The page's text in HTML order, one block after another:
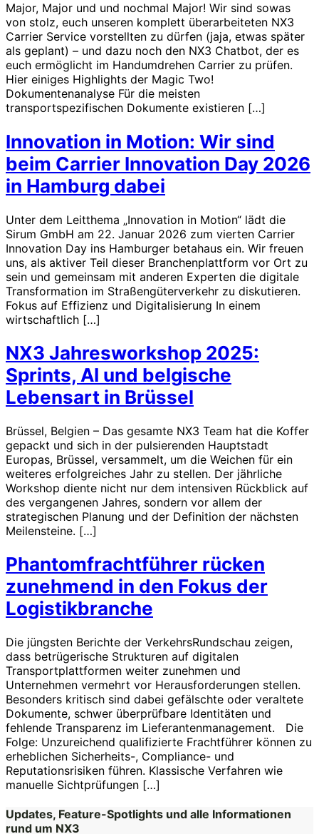
Major, Major und und nochmal Major! Wir sind sowas
von stolz, euch unseren komplett überarbeiteten NX3
Carrier Service vorstellten zu dürfen (jaja, etwas später
als geplant) – und dazu noch den NX3 Chatbot, der es
euch ermöglicht im Handumdrehen Carrier zu prüfen.
Hier einiges Highlights der Magic Two!
Dokumentenanalyse Für die meisten
transportspezifischen Dokumente existieren […]
Innovation in Motion: Wir sind
beim Carrier Innovation Day 2026
in Hamburg dabei
Unter dem Leitthema „Innovation in Motion“ lädt die
Sirum GmbH am 22. Januar 2026 zum vierten Carrier
Innovation Day ins Hamburger betahaus ein. Wir freuen
uns, als aktiver Teil dieser Branchenplattform vor Ort zu
sein und gemeinsam mit anderen Experten die digitale
Transformation im Straßengüterverkehr zu diskutieren.
Fokus auf Effizienz und Digitalisierung In einem
wirtschaftlich […]
NX3 Jahresworkshop 2025:
Sprints, AI und belgische
Lebensart in Brüssel
Brüssel, Belgien – Das gesamte NX3 Team hat die Koffer
gepackt und sich in der pulsierenden Hauptstadt
Europas, Brüssel, versammelt, um die Weichen für ein
weiteres erfolgreiches Jahr zu stellen. Der jährliche
Workshop diente nicht nur dem intensiven Rückblick auf
des vergangenen Jahres, sondern vor allem der
strategischen Planung und der Definition der nächsten
Meilensteine. […]
Phantomfrachtführer rücken
zunehmend in den Fokus der
Logistikbranche
Die jüngsten Berichte der VerkehrsRundschau zeigen,
dass betrügerische Strukturen auf digitalen
Transportplattformen weiter zunehmen und
Unternehmen vermehrt vor Herausforderungen stellen.
Besonders kritisch sind dabei gefälschte oder veraltete
Dokumente, schwer überprüfbare Identitäten und
fehlende Transparenz im Lieferantenmanagement. Die
Folge: Unzureichend qualifizierte Frachtführer können zu
erheblichen Sicherheits-, Compliance- und
Reputationsrisiken führen. Klassische Verfahren wie
manuelle Sichtprüfungen […]
Updates, Feature-Spotlights und alle Informationen
rund um NX3